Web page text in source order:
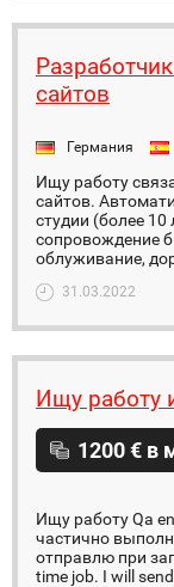
сайтов
Германия
Ищу работу
сайтов.
студии (более
сопровождение
облуживание,
31.03.2022
Ищу работу
1200 € в
Ищу работу Qa
частично
отправлю при
time job. I will